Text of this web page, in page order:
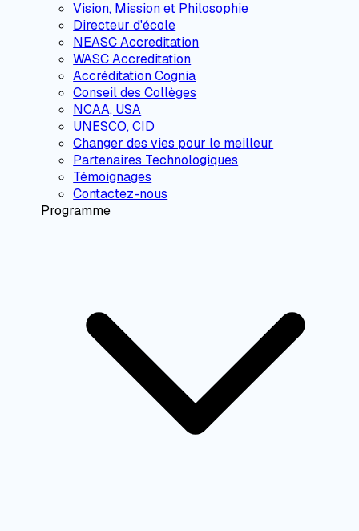
Vision, Mission et Philosophie
Directeur d'école
NEASC Accreditation
WASC Accreditation
Accréditation Cognia
Conseil des Collèges
NCAA, USA
UNESCO, CID
Changer des vies pour le meilleur
Partenaires Technologiques
Témoignages
Contactez-nous
Programme